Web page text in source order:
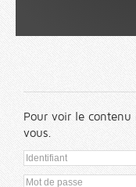
Pour voir le contenu
vous.